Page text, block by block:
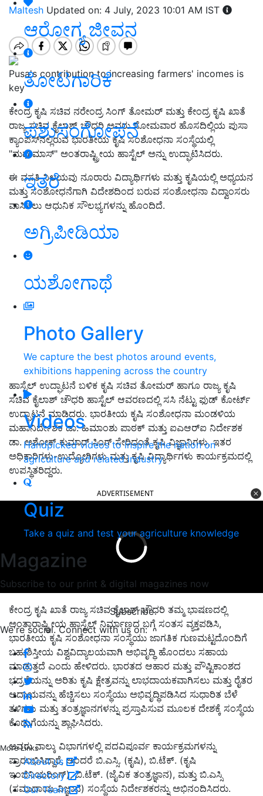
ಆರೋಗ್ಯ ಜೀವನ
ತೋಟಗಾರಿಕೆ
ಪಶುಸಂಗೋಪನೆ
ಇತರೆ
ಅಗ್ರಿಪೀಡಿಯಾ
ಯಶೋಗಾಥೆ
Photo Gallery
We capture the best photos around events,
exhibitions happening across the country
Videos
Handpicked videos to inspire the nation on
agriculture and related industry
Quiz
Take a quiz and test your agriculture knowledge
Magazine
Subscribe to our print & digital magazines now
Subscribe
We're social. Connect with us on:
More Links
About us
Directory
Our Team
Maltesh Updated on: 4 July, 2023 10:01 AM IST
Pusa's contribution to increasing farmers' incomes is
key
ಕೇಂದ್ರ ಕೃಷಿ ಸಚಿವ ನರೇಂದ್ರ ಸಿಂಗ್ ತೋಮರ್ ಮತ್ತು ಕೇಂದ್ರ ಕೃಷಿ ಖಾತೆ
ರಾಜ್ಯ ಸಚಿವ ಕೈಲಾಶ್ ಚೌಧರಿ ಅವರು ಸೋಮವಾರ ಹೊಸದಿಲ್ಲಿಯ ಪುಸಾ
ಕ್ಯಾಂಪಸ್‌ನಲ್ಲಿರುವ ಭಾರತೀಯ ಕೃಷಿ ಸಂಶೋಧನಾ ಸಂಸ್ಥೆಯಲ್ಲಿ
"ಮಧುಮಾಸ್" ಅಂತರಾಷ್ಟ್ರೀಯ ಹಾಸ್ಟೆಲ್ ಅನ್ನು ಉದ್ಘಾಟಿಸಿದರು.
ಈ ವಸತಿ ನಿಲಯವು ನೂರಾರು ವಿದ್ಯಾರ್ಥಿಗಳು ಮತ್ತು ಕೃಷಿಯಲ್ಲಿ ಅಧ್ಯಯನ
ಮತ್ತು ಸಂಶೋಧನೆಗಾಗಿ ವಿದೇಶದಿಂದ ಬರುವ ಸಂಶೋಧನಾ ವಿದ್ವಾಂಸರು
ವಾಸಿಸಲು ಆಧುನಿಕ ಸೌಲಭ್ಯಗಳನ್ನು ಹೊಂದಿದೆ.
ಹಾಸ್ಟೆಲ್ ಉದ್ಘಾಟನೆ ಬಳಿಕ ಕೃಷಿ ಸಚಿವ ತೋಮರ್ ಹಾಗೂ ರಾಜ್ಯ ಕೃಷಿ
ಸಚಿವ ಕೈಲಾಶ್ ಚೌಧರಿ ಹಾಸ್ಟೆಲ್ ಆವರಣದಲ್ಲಿ ಸಸಿ ನೆಟ್ಟು ಫುಡ್ ಕೋರ್ಟ್
ಉದ್ಘಾಟನೆ ಮಾಡಿದರು. ಭಾರತೀಯ ಕೃಷಿ ಸಂಶೋಧನಾ ಮಂಡಳಿಯ
ಮಹಾನಿರ್ದೇಶಕ ಡಾ. ಹಿಮಾಂಶು ಪಾಠಕ್ ಮತ್ತು ಐಎಆರ್‌ಐ ನಿರ್ದೇಶಕ
ಡಾ. ಅಶೋಕ್ ಕುಮಾರ್ ಸಿಂಗ್ ಸೇರಿದಂತೆ ಕೃಷಿ ವಿಜ್ಞಾನಿಗಳು, ಇತರ
ಅಧಿಕಾರಿಗಳು-ಉದ್ಯೋಗಿಗಳು ಮತ್ತು ಕೃಷಿ ವಿದ್ಯಾರ್ಥಿಗಳು ಕಾರ್ಯಕ್ರಮದಲ್ಲಿ
ಉಪಸ್ಥಿತರಿದ್ದರು.
ADVERTISEMENT
ಕೇಂದ್ರ ಕೃಷಿ ಖಾತೆ ರಾಜ್ಯ ಸಚಿವ ಕೈಲಾಶ್ ಚೌಧರಿ ತಮ್ಮ ಭಾಷಣದಲ್ಲಿ
ಅಂತಾರಾಷ್ಟ್ರೀಯ ಹಾಸ್ಟೆಲ್ ನಿರ್ಮಾಣದ ಬಗ್ಗೆ ಸಂತಸ ವ್ಯಕ್ತಪಡಿಸಿ,
ಭಾರತೀಯ ಕೃಷಿ ಸಂಶೋಧನಾ ಸಂಸ್ಥೆಯು ಜಾಗತಿಕ ಗುಣಮಟ್ಟದೊಂದಿಗೆ
ಬಹುಶಿಸ್ತೀಯ ವಿಶ್ವವಿದ್ಯಾಲಯವಾಗಿ ಅಭಿವೃದ್ಧಿ ಹೊಂದಲು ಸಹಾಯ
ಮಾಡುತ್ತದೆ ಎಂದು ಹೇಳಿದರು. ಭಾರತದ ಆಹಾರ ಮತ್ತು ಪೌಷ್ಟಿಕಾಂಶದ
ಭದ್ರತೆಯನ್ನು ಅರಿತು ಕೃಷಿ ಕ್ಷೇತ್ರವನ್ನು ಲಾಭದಾಯಕವಾಗಿಸಲು ಮತ್ತು ರೈತರ
ಆದಾಯವನ್ನು ಹೆಚ್ಚಿಸಲು ಸಂಸ್ಥೆಯು ಅಭಿವೃದ್ಧಿಪಡಿಸಿದ ಸುಧಾರಿತ ಬೆಳೆ
ತಳಿಗಳು ಮತ್ತು ತಂತ್ರಜ್ಞಾನಗಳನ್ನು ಪ್ರಸ್ತಾಪಿಸುವ ಮೂಲಕ ದೇಶಕ್ಕೆ ಸಂಸ್ಥೆಯ
ಕೊಡುಗೆಯನ್ನು ಶ್ಲಾಘಿಸಿದರು.
ಅವರು ನಾಲ್ಕು ವಿಭಾಗಗಳಲ್ಲಿ ಪದವಿಪೂರ್ವ ಕಾರ್ಯಕ್ರಮಗಳನ್ನು
ಪ್ರಾರಂಭಿಸಿದ್ದಾರೆ, ಅಂದರೆ ಬಿ.ಎಸ್ಸಿ. (ಕೃಷಿ), ಬಿ.ಟೆಕ್. (ಕೃಷಿ
ಇಂಜಿನಿಯರಿಂಗ್), ಬಿ.ಟೆಕ್. (ಜೈವಿಕ ತಂತ್ರಜ್ಞಾನ), ಮತ್ತು ಬಿ.ಎಸ್ಸಿ
(ಸಮುದಾಯ ವಿಜ್ಞಾನ) ಸಂಸ್ಥೆಯ ನಿರ್ದೇಶಕರನ್ನು ಅಭಿನಂದಿಸಿದರು.